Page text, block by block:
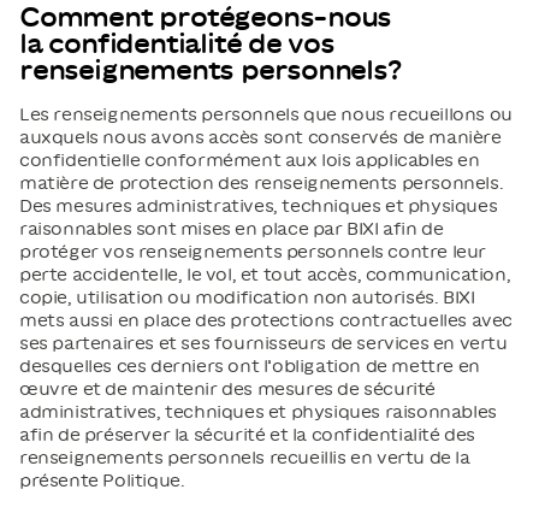
Comment protégeons-nous
la confidentialité de vos
renseignements personnels?
Les renseignements personnels que nous recueillons ou
auxquels nous avons accès sont conservés de manière
confidentielle conformément aux lois applicables en
matière de protection des renseignements personnels.
Des mesures administratives, techniques et physiques
raisonnables sont mises en place par BIXI afin de
protéger vos renseignements personnels contre leur
perte accidentelle, le vol, et tout accès, communication,
copie, utilisation ou modification non autorisés. BIXI
mets aussi en place des protections contractuelles avec
ses partenaires et ses fournisseurs de services en vertu
desquelles ces derniers ont l’obligation de mettre en
œuvre et de maintenir des mesures de sécurité
administratives, techniques et physiques raisonnables
afin de préserver la sécurité et la confidentialité des
renseignements personnels recueillis en vertu de la
présente Politique.